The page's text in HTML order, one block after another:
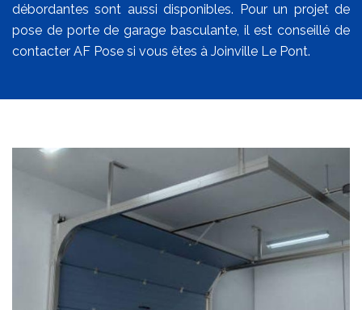
débordantes sont aussi disponibles. Pour un projet de
pose de porte de garage basculante, il est conseillé de
contacter AF Pose si vous êtes à Joinville Le Pont.